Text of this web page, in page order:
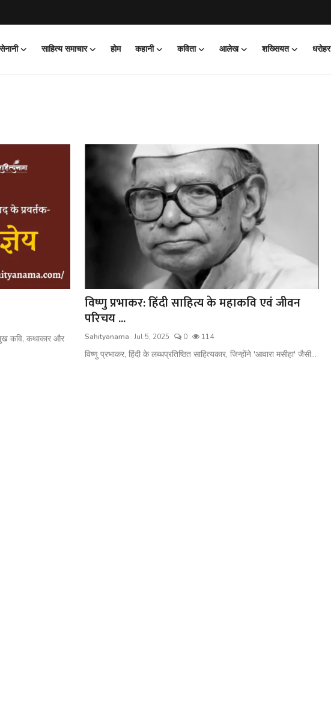
साहित्य समाचार होम कहानी कविता आलेख शख्सियत धरोहर
कवि, कथाकार और
विष्णु प्रभाकर: हिंदी साहित्य के महाकवि एवं जीवन
परिचय ...
Sahityanama Jul 5, 2025 0 114
विष्णु प्रभाकर, हिंदी के लब्धप्रतिष्ठित साहित्यकार, जिन्होंने 'आवारा मसीहा' जैसी...